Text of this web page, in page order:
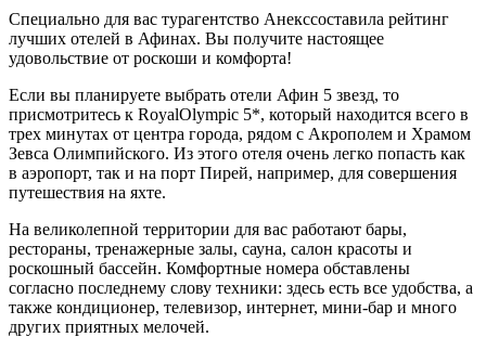
Специально для вас турагентство Анекссоставила рейтинг
лучших отелей в Афинах. Вы получите настоящее
удовольствие от роскоши и комфорта!
Если вы планируете выбрать отели Афин 5 звезд, то
присмотритесь к RoyalOlympic 5*, который находится всего в
трех минутах от центра города, рядом с Акрополем и Храмом
Зевса Олимпийского. Из этого отеля очень легко попасть как
в аэропорт, так и на порт Пирей, например, для совершения
путешествия на яхте.
На великолепной территории для вас работают бары,
рестораны, тренажерные залы, сауна, салон красоты и
роскошный бассейн. Комфортные номера обставлены
согласно последнему слову техники: здесь есть все удобства, а
также кондиционер, телевизор, интернет, мини-бар и много
других приятных мелочей.